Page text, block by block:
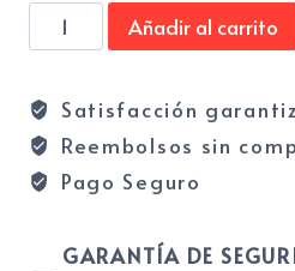
Inversor
hibrido
1000mb
cantidad
Añadir al carrito
Satisfacción
Reembolsos sin
Pago Seguro
GARANTÍA DE